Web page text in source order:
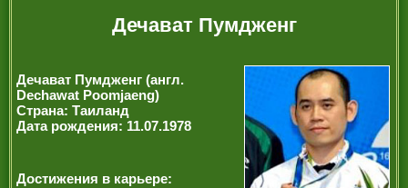
ТУРНИРЫ
СЕНЧУРИ БРЕЙКИ
МАКСИМАЛЬНЫЕ БРЕЙКИ
Дечават Пумдженг
Дечават Пумдженг (англ.
Dechawat Poomjaeng)
Страна: Таиланд
Дата рождения: 11.07.1978
Достижения в карьере: